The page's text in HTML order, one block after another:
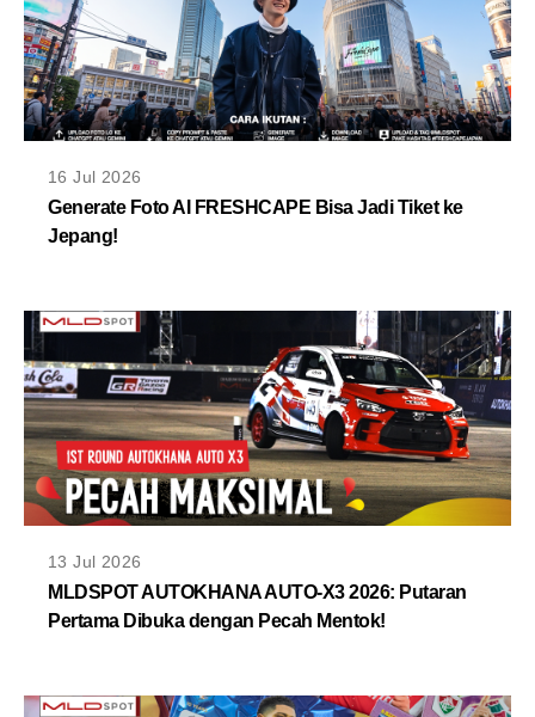
16 Jul 2026
Generate Foto AI FRESHCAPE Bisa Jadi Tiket ke
Jepang!
13 Jul 2026
MLDSPOT AUTOKHANA AUTO-X3 2026: Putaran
Pertama Dibuka dengan Pecah Mentok!